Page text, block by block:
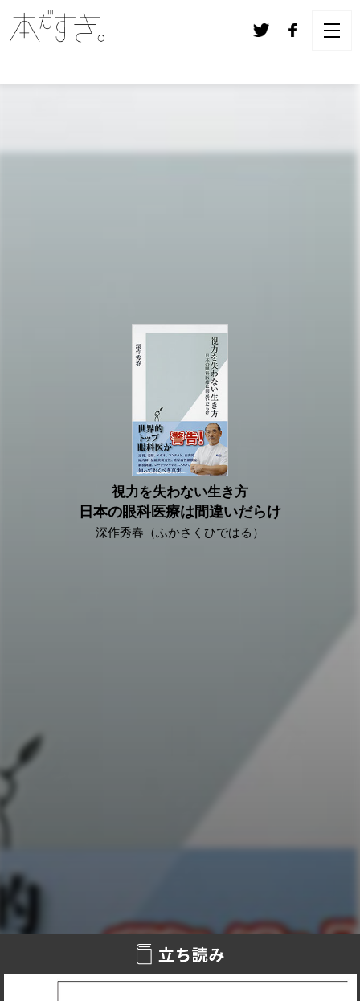
視力を失わない生き方
日本の眼科医療は間違いだらけ
深作秀春（ふかさくひではる）
医はまったく違う／白内障も緑内障も真に優秀な眼科外科医
なら治せる／「手術はもっと後で」「薬で様子をみましょ
ックの真実／眼球体操は危険／眼は水で洗うな／網膜剝離は
には／死ぬまで「よく見る」生活術…etc.